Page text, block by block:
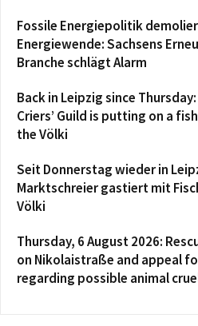
Fossile Energiepolitik
Energiewende: Sachsens
Branche schlägt Alarm
Back in Leipzig since
Criers’ Guild is putting on a
the Völki
Seit Donnerstag wieder in
Marktschreier gastiert mit
Völki
Thursday, 6 August 2026:
on Nikolaistraße and appeal
regarding possible animal